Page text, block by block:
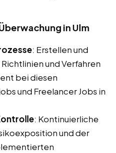
in Ulm
: Erstellen und
und Verfahren
bei diesen
und Freelancer Jobs in
: Kontinuierliche
und der